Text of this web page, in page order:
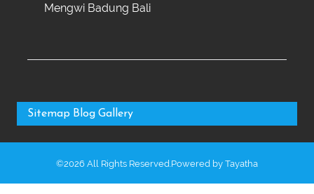
Mengwi Badung Bali
Sitemap Blog Gallery
©2026 All Rights Reserved.Powered by Tayatha